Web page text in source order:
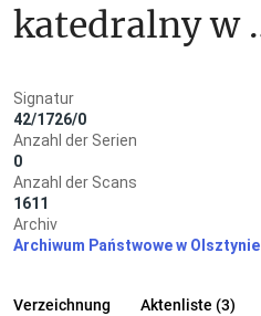
katedralny w
Signatur
42/1726/0
Anzahl der Serien
0
Anzahl der Scans
1611
Archiv
Archiwum Państwowe w Olsztynie
Verzeichnung Aktenliste (3)